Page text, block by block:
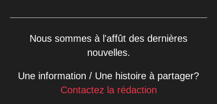
Nous sommes à l'affût des dernières
nouvelles.
Une information / Une histoire à partager?
Contactez la rédaction